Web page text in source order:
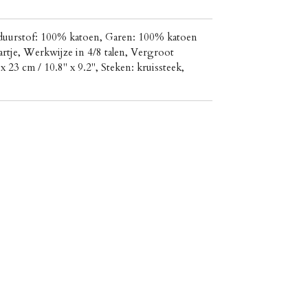
100% katoen, Garen: 100% katoen
Werkwijze in 4/8 talen, Vergroot
23 cm / 10.8" x 9.2", Steken: kruissteek,